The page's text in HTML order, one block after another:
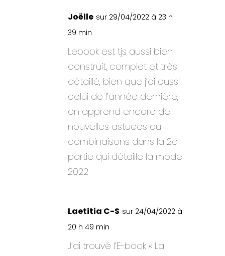
Joëlle sur 29/04/2022 à 23 h
39 min
Lebook est tjs aussi bien
construit, complet et très
détaillé, bien que j’ai aussi
celui de l’année dernière,
on apprend encore de
nouvelles astuces ou
combinaisons dans la 2e
partie qui détaille la mode
2022
Laetitia C-S sur 24/04/2022 à
20 h 49 min
J’ai trouvé l’E-book « La